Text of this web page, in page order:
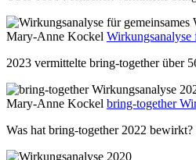
Mary-Anne Kockel Wirkungsanalyse
2023 vermittelte bring-together über
Mary-Anne Kockel bring-together
Was hat bring-together 2022